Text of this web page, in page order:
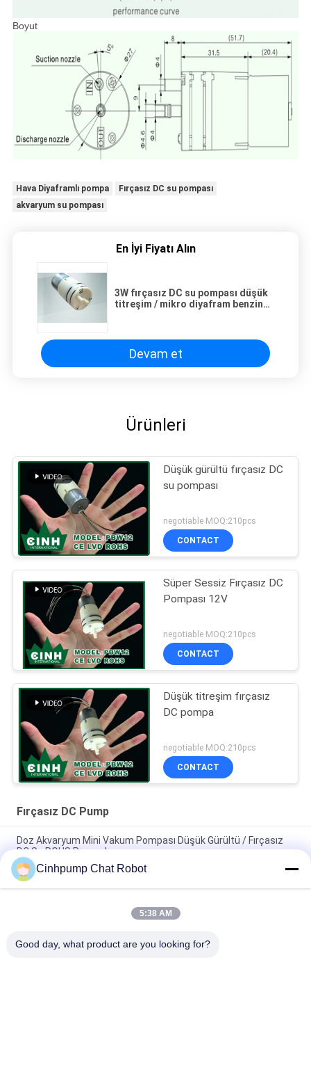
Boyut
Hava Diyaframlı pompa
Fırçasız DC su pompası
akvaryum su pompası
En İyi Fiyatı Alın
3W fırçasız DC su pompası düşük
titreşim / mikro diyafram benzin
Devam et
Ürünleri
Düşük gürültü fırçasız DC
su pompası
negotiable MOQ:210pcs
CONTACT
Süper Sessiz Fırçasız DC
Pompası 12V
negotiable MOQ:210pcs
CONTACT
Düşük titreşim fırçasız
DC pompa
negotiable MOQ:210pcs
CONTACT
Fırçasız DC Pump
Doz Akvaryum Mini Vakum Pompası Düşük Gürültü / Fırçasız
DC Su ROHS Pompaları
Yüksek Basınç Fırçasız DC Pompa DC12V DC24V, Mikro
Diyaframlı Pompa
Dozaj Fırçasız DC Pompası Düşük Güç Tüketimi 250mA / Mikro
Cinhpump Chat Robot
5:38 AM
Good day, what product are you looking for?